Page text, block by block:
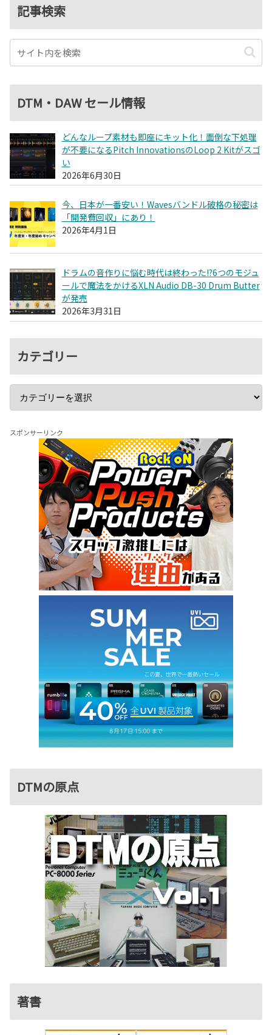
記事検索
DTM・DAW セール情報
どんなループ素材も即座にキット化！面倒な下処理
が不要になるPitch InnovationsのLoop 2 Kitがスゴ
い
2026年6月30日
今、日本が一番安い！Wavesバンドル破格の秘密は
「開発費回収」にあり！
2026年4月1日
ドラムの音作りに悩む時代は終わった!?6つのモジュ
ールで魔法をかけるXLN Audio DB-30 Drum Butter
が発売
2026年3月31日
カテゴリー
スポンサーリンク
DTMの原点
著書